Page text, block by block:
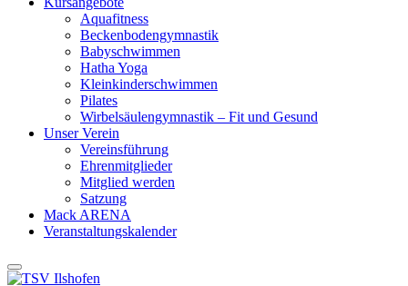
Aquafitness
Beckenbodengymnastik
Babyschwimmen
Hatha Yoga
Kleinkinderschwimmen
Pilates
Wirbelsäulengymnastik – Fit und Gesund
Unser Verein
Vereinsführung
Ehrenmitglieder
Mitglied werden
Satzung
Mack ARENA
Veranstaltungskalender